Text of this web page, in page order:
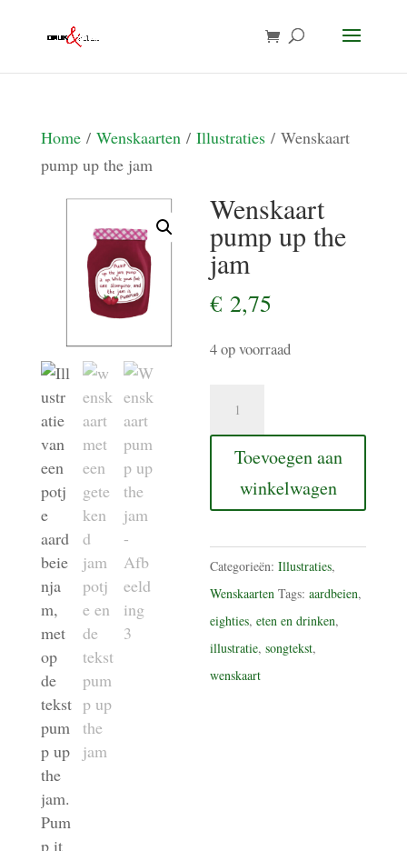
Home/ Wenskaarten/ Illustraties/ Wenskaart
pump up the jam
Wenskaart
pump up the
jam
€ 2,75
4 op voorraad
jam
Toevoegen aan
winkelwagen
Categorieën:Illustraties,
Wenskaarten Tags:aardbeien,
eighties,eten en drinken,
illustratie,songtekst,
wenskaart